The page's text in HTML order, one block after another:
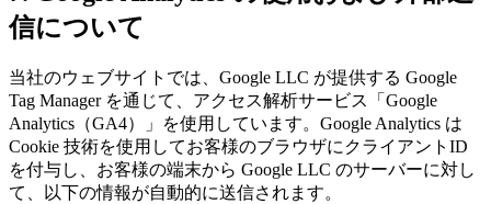
信について
当社のウェブサイトでは、Google LLC が提供する Google
Tag Manager を通じて、アクセス解析サービス「Google
Analytics（GA4）」を使用しています。Google Analytics は
Cookie 技術を使用してお客様のブラウザにクライアントID
を付与し、お客様の端末から Google LLC のサーバーに対し
て、以下の情報が自動的に送信されます。